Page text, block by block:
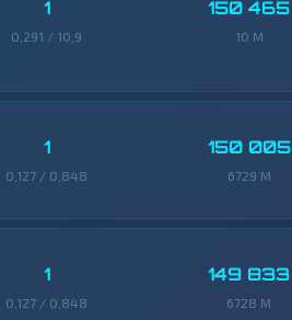
1
0,291 / 10,9
150 465
10 M
1
0,127 / 0,848
150 005
6729 M
1
0,127 / 0,848
149 833
6728 M